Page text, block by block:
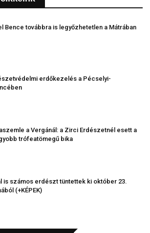
Bence továbbra is legyőzhetetlen a Mátrában
erdőkezelés a Pécselyi-
a Vergánál: a Zirci Erdészetnél esett a
trófeatömegű bika
is számos erdészt tüntettek ki október 23.
(+KÉPEK)